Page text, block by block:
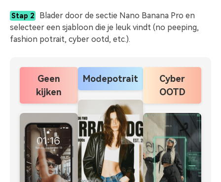
Stap 2
Blader door de sectie Nano Banana Pro en
selecteer een sjabloon die je leuk vindt (no peeping,
fashion potrait, cyber ootd, etc.).
Geen
kijken
Modepotrait
Cyber
OOTD